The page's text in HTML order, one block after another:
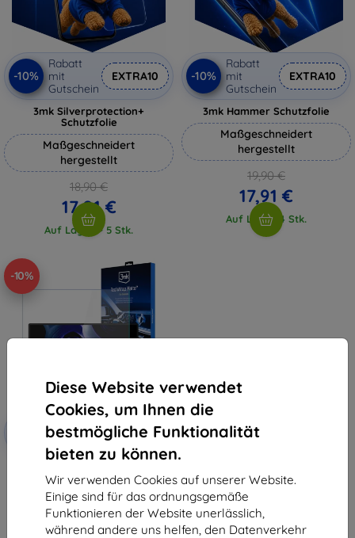
Diese Website verwendet
Cookies, um Ihnen die
bestmögliche Funktionalität
bieten zu können.
Wir verwenden Cookies auf unserer Website.
Einige sind für das ordnungsgemäße
Funktionieren der Website unerlässlich,
während andere uns helfen, den Datenverkehr
-10%
Rabatt
mit
Gutschein
EXTRA10
3mk Silverprotection+
Schutzfolie
Maßgeschneidert
hergestellt
18,90 €
17,01 €
Auf Lager > 5 Stk.
-10%
Rabatt
mit
Gutschein
EXTRA10
3mk Hammer Schutzfolie
Maßgeschneidert
hergestellt
19,90 €
17,91 €
Auf Lager 4 Stk.
-10%
Rabatt
mit
Gutschein
EXTRA10
Display Schutzfolie für Maserati
Levante 2016-
31,90 €
28,71 €